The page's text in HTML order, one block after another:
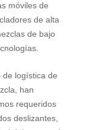
móviles de
de alta
de bajo
de logística de
han
requeridos
deslizantes,